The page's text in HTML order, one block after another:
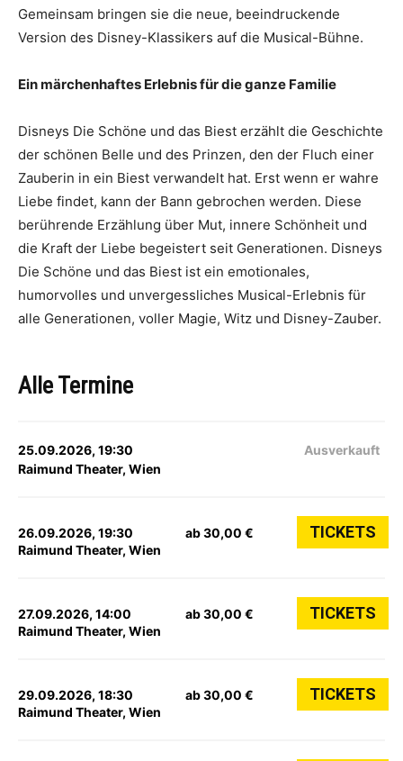
Gemeinsam bringen sie die neue, beeindruckende
Version des Disney-Klassikers auf die Musical-Bühne.
Ein märchenhaftes Erlebnis für die ganze Familie
Disneys Die Schöne und das Biest erzählt die Geschichte
der schönen Belle und des Prinzen, den der Fluch einer
Zauberin in ein Biest verwandelt hat. Erst wenn er wahre
Liebe findet, kann der Bann gebrochen werden. Diese
berührende Erzählung über Mut, innere Schönheit und
die Kraft der Liebe begeistert seit Generationen. Disneys
Die Schöne und das Biest ist ein emotionales,
humorvolles und unvergessliches Musical-Erlebnis für
alle Generationen, voller Magie, Witz und Disney-Zauber.
Alle Termine
25.09.2026, 19:30
Raimund Theater, Wien
Ausverkauft
26.09.2026, 19:30
Raimund Theater, Wien
ab 30,00 € TICKETS
27.09.2026, 14:00
Raimund Theater, Wien
ab 30,00 € TICKETS
29.09.2026, 18:30
Raimund Theater, Wien
ab 30,00 € TICKETS